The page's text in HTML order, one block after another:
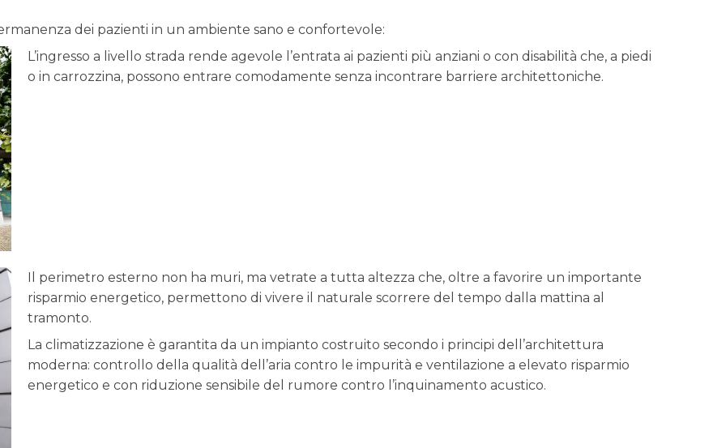
dei pazienti in un ambiente sano e confortevole:
L’ingresso a livello strada rende agevole l’entrata ai pazienti più anziani o con disabilità che, a piedi
o in carrozzina, possono entrare comodamente senza incontrare barriere architettoniche.
Il perimetro esterno non ha muri, ma vetrate a tutta altezza che, oltre a favorire un importante
risparmio energetico, permettono di vivere il naturale scorrere del tempo dalla mattina al
tramonto.
La climatizzazione è garantita da un impianto costruito secondo i principi dell’architettura
moderna: controllo della qualità dell’aria contro le impurità e ventilazione a elevato risparmio
energetico e con riduzione sensibile del rumore contro l’inquinamento acustico.